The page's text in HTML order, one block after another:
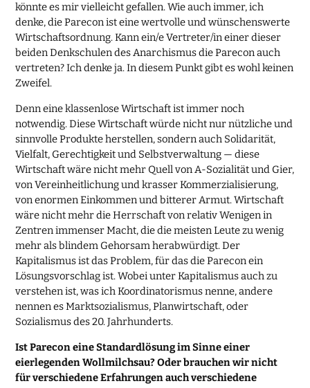
könnte es mir vielleicht gefallen. Wie auch immer, ich
denke, die Parecon ist eine wertvolle und wünschenswerte
Wirtschaftsordnung. Kann ein/e Vertreter/in einer dieser
beiden Denkschulen des Anarchismus die Parecon auch
vertreten? Ich denke ja. In diesem Punkt gibt es wohl keinen
Zweifel.
Denn eine klassenlose Wirtschaft ist immer noch
notwendig. Diese Wirtschaft würde nicht nur nützliche und
sinnvolle Produkte herstellen, sondern auch Solidarität,
Vielfalt, Gerechtigkeit und Selbstverwaltung — diese
Wirtschaft wäre nicht mehr Quell von A-Sozialität und Gier,
von Vereinheitlichung und krasser Kommerzialisierung,
von enormen Einkommen und bitterer Armut. Wirtschaft
wäre nicht mehr die Herrschaft von relativ Wenigen in
Zentren immenser Macht, die die meisten Leute zu wenig
mehr als blindem Gehorsam herabwürdigt. Der
Kapitalismus ist das Problem, für das die Parecon ein
Lösungsvorschlag ist. Wobei unter Kapitalismus auch zu
verstehen ist, was ich Koordinatorismus nenne, andere
nennen es Marktsozialismus, Planwirtschaft, oder
Sozialismus des 20. Jahrhunderts.
Ist Parecon eine Standardlösung im Sinne einer
eierlegenden Wollmilchsau? Oder brauchen wir nicht
für verschiedene Erfahrungen auch verschiedene